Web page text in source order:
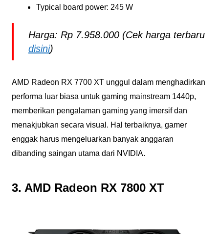
Typical board power: 245 W
Harga: Rp 7.958.000 (Cek harga terbaru
disini)
AMD Radeon RX 7700 XT unggul dalam menghadirkan
performa luar biasa untuk gaming mainstream 1440p,
memberikan pengalaman gaming yang imersif dan
menakjubkan secara visual. Hal terbaiknya, gamer
enggak harus mengeluarkan banyak anggaran
dibanding saingan utama dari NVIDIA.
3. AMD Radeon RX 7800 XT